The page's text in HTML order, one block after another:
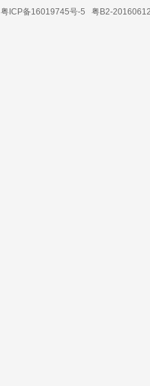
粤ICP备16019745号-5 粤B2-